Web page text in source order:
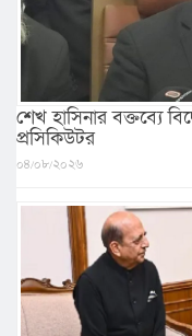
শেখ হাসিনার বক্তব্যে
প্রসিকিউটর
০৪/০৮/২০২৬